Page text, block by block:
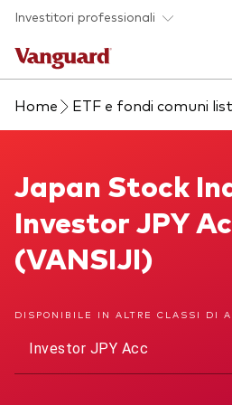
Skip to main content
Investitori professionali
Prodotti di investimento
Visualizza i nostri
Cerca i nostri prodotti
Eventi ed approfondimenti
Back to main menu
La società
Chi siamo
Home ETF e fondi comuni
Japan Stock Index Fund
Japan Stock
Investor JPY
(VANSIJI)
DISPONIBILE IN ALTRE CLASSI DI
Investor JPY Acc